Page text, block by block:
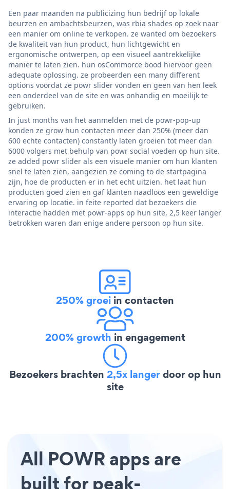
Een paar maanden na publicizing hun bedrijf op lokale
beurzen en ambachtsbeurzen, was rbia shades op zoek naar
een manier om online te verkopen. ze wanted om bezoekers
de kwaliteit van hun product, hun lichtgewicht en
ergonomische ontwerpen, op een visueel aantrekkelijke
manier te laten zien. hun osCommorce bood hiervoor geen
adequate oplossing. ze probeerden een many different
options voordat ze powr slider vonden en geen van hen leek
een onderdeel van de site en was onhandig en moeilijk te
gebruiken.
In just months van het aanmelden met de powr-pop-up
konden ze grow hun contacten meer dan 250% (meer dan
600 echte contacten) constantly laten groeien tot meer dan
6000 volgers met behulp van powr social voeden op hun site.
ze added powr slider als een visuele manier om hun klanten
snel te laten zien, aangezien ze coming to de startpagina
zijn, hoe de producten er in het echt uitzien. het laat hun
producten goed zien en gaf klanten naadloos een geweldige
ervaring op locatie. in feite reported dat bezoekers die
interactie hadden met powr-apps op hun site, 2,5 keer langer
betrokken waren dan enige andere persoon op hun site.
250% groei in contacten
200% growth in engagement
Bezoekers brachten 2,5x langerdoor op hun
site
All POWR apps are
built for peak-